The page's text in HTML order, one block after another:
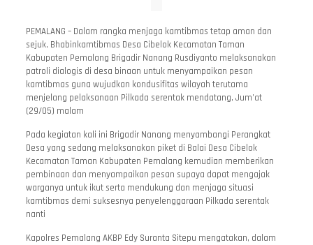
PEMALANG – Dalam rangka menjaga kamtibmas tetap aman dan
sejuk, Bhabinkamtibmas Desa Cibelok Kecamatan Taman
Kabupaten Pemalang Brigadir Nanang Rusdiyanto melaksanakan
patroli dialogis di desa binaan untuk menyampaikan pesan
kamtibmas guna wujudkan kondusifitas wilayah terutama
menjelang pelaksanaan Pilkada serentak mendatang, Jum’at
(29/05) malam
Pada kegiatan kali ini Brigadir Nanang menyambangi Perangkat
Desa yang sedang melaksanakan piket di Balai Desa Cibelok
Kecamatan Taman Kabupaten Pemalang kemudian memberikan
pembinaan dan menyampaikan pesan supaya dapat mengajak
warganya untuk ikut serta mendukung dan menjaga situasi
kamtibmas demi suksesnya penyelenggaraan Pilkada serentak
nanti
Kapolres Pemalang AKBP Edy Suranta Sitepu mengatakan, dalam